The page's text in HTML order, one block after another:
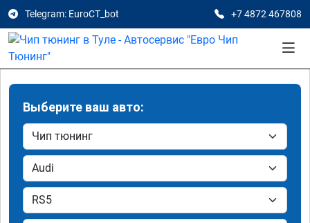
Telegram: EuroCT_bot +7 4872 467808
Выберите ваш авто: